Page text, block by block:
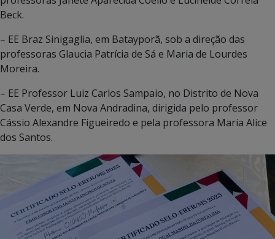
Beck.
– EE Braz Sinigaglia, em Batayporã, sob a direção das
professoras Glaucia Patrícia de Sá e Maria de Lourdes
Moreira.
– EE Professor Luiz Carlos Sampaio, no Distrito de Nova
Casa Verde, em Nova Andradina, dirigida pelo professor
Cássio Alexandre Figueiredo e pela professora Maria Alice
dos Santos.